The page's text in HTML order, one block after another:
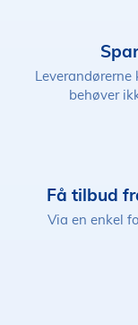
Leverandørerne
behøver
Få tilbud
Via en enkel